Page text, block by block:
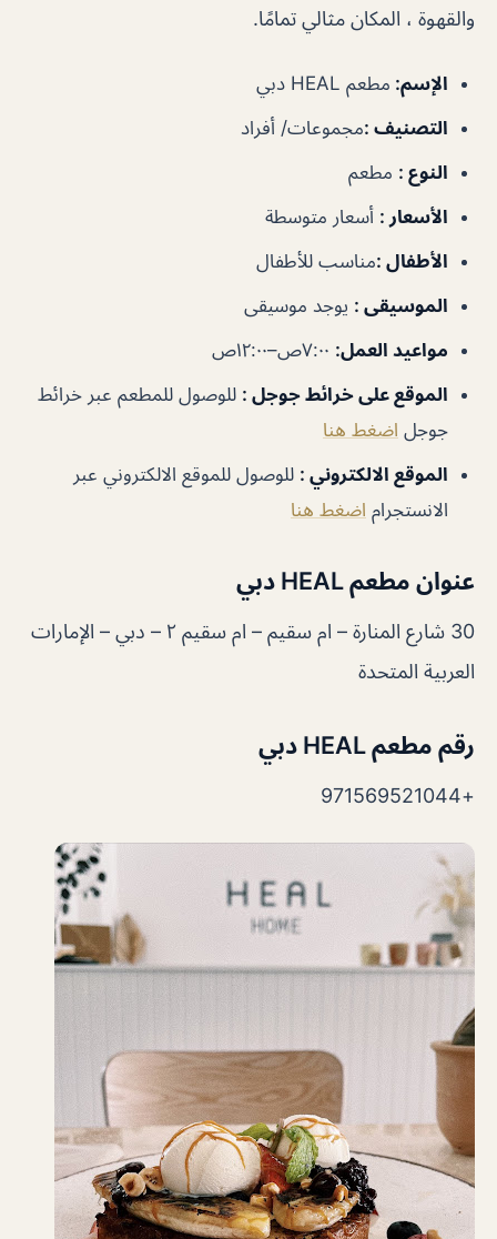
والقهوة ، المكان مثالي تمامًا.
الإسم: مطعم HEAL دبي
التصنيف :مجموعات/ أفراد
النوع : مطعم
الأسعار : أسعار متوسطة
الأطفال :مناسب للأطفال
الموسيقى : يوجد موسيقى
مواعيد العمل:
الموقع على خرائط جوجل : للوصول للمطعم عبر خرائط
جوجل اضغط هنا
الموقع الالكتروني : للوصول للموقع الالكتروني عبر
الانستجرام اضغط هنا
عنوان مطعم HEAL دبي
30 شارع المنارة – ام سقيم – ام سقيم ٢ – دبي – الإمارات
العربية المتحدة
رقم مطعم HEAL دبي
+971569521044